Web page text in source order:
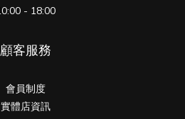
- 18:00
顧客服務
會員制度
實體店資訊